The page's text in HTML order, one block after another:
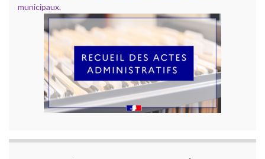
municipaux.